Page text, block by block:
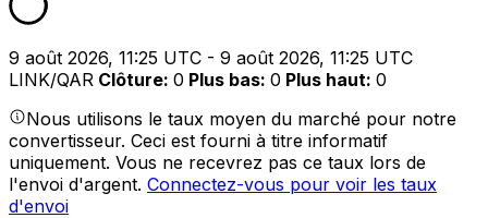
9 août 2026, 11:25 UTC - 9 août 2026, 11:25 UTC
LINK/QAR Clôture: 0 Plus bas: 0 Plus haut: 0
Nous utilisons le taux moyen du marché pour notre
convertisseur. Ceci est fourni à titre informatif
uniquement. Vous ne recevrez pas ce taux lors de
l'envoi d'argent. Connectez-vous pour voir les taux
d'envoi